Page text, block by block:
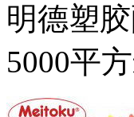
明德塑
5000平方